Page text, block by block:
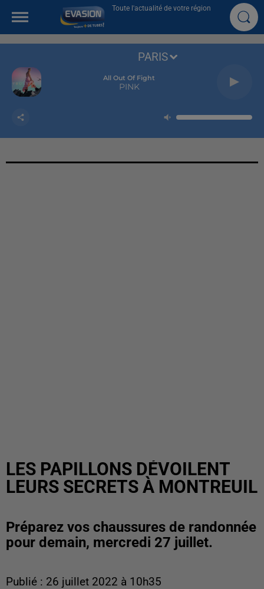
Toute l'actualité de votre région
All Out Of Fight
PINK
PARIS
LES PAPILLONS DÉVOILENT
LEURS SECRETS À MONTREUIL
Préparez vos chaussures de randonnée
pour demain, mercredi 27 juillet.
Publié : 26 juillet 2022 à 10h35